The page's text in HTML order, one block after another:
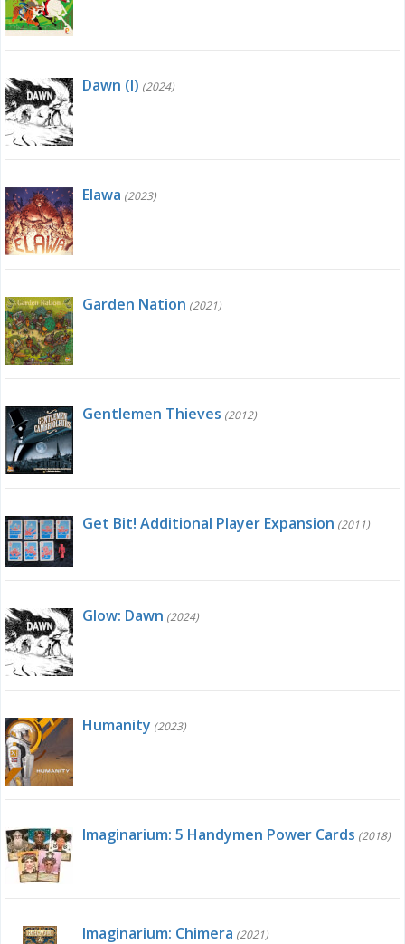
Dawn (I) (2024)
Elawa (2023)
Garden Nation (2021)
Gentlemen Thieves (2012)
Get Bit! Additional Player Expansion (2011)
Glow: Dawn (2024)
Humanity (2023)
Imaginarium: 5 Handymen Power Cards (2018)
Imaginarium: Chimera (2021)